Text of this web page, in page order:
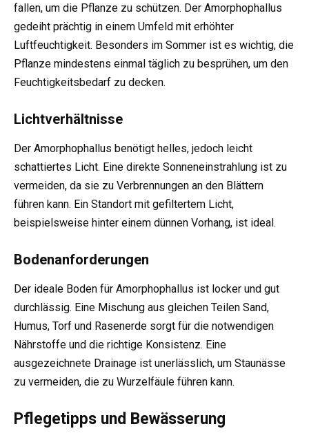
fallen, um die Pflanze zu schützen. Der Amorphophallus
gedeiht prächtig in einem Umfeld mit erhöhter
Luftfeuchtigkeit. Besonders im Sommer ist es wichtig, die
Pflanze mindestens einmal täglich zu besprühen, um den
Feuchtigkeitsbedarf zu decken.
Lichtverhältnisse
Der Amorphophallus benötigt helles, jedoch leicht
schattiertes Licht. Eine direkte Sonneneinstrahlung ist zu
vermeiden, da sie zu Verbrennungen an den Blättern
führen kann. Ein Standort mit gefiltertem Licht,
beispielsweise hinter einem dünnen Vorhang, ist ideal.
Bodenanforderungen
Der ideale Boden für Amorphophallus ist locker und gut
durchlässig. Eine Mischung aus gleichen Teilen Sand,
Humus, Torf und Rasenerde sorgt für die notwendigen
Nährstoffe und die richtige Konsistenz. Eine
ausgezeichnete Drainage ist unerlässlich, um Staunässe
zu vermeiden, die zu Wurzelfäule führen kann.
Pflegetipps und Bewässerung